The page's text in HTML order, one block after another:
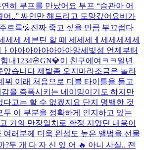
히 부프를 만났어요 부프 “승관아 어
..” 싸인만 해드리고 도망갔어요비가
르륵💦진짜 죽고 싶을 만큼 부끄럽다
세세 세븐틴 할 때 세세세ㅔ세세세세세
아아아아아아아아앙세빛섬 언제부터
내 1234🌸GN💎이 친구에여ㅋㅋ 일년
았습니다 제발좀 오지마라조금은 놀라
뷔 이래 처음으로 더블 타이틀을 들고
을 증폭시키는 네이밍이기도 하지만
다고는 할 수 없겠지요 단지 명백한 것
두 이 부분을 정확하게 인지하고 있는
거의 만장일치로 확정 지었던 내용이
여러분께 더욱 완성도 높은 앨범을 선물
?두 개 다 자 신 있 어 🔥 아니 사실.. 전